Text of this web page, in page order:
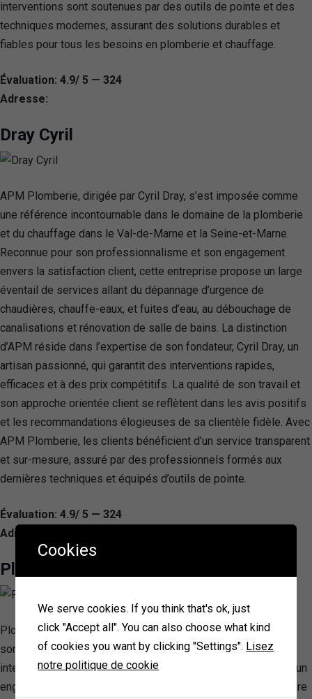
interventions sont soutenues par des outils de pointe et des
techniques modernes, assurant des solutions durables et
fiables pour tous les besoins en plomberie et chauffage.
Évaluation: 4.9/ 5 — 324
Adresse:
Dray Cyril
APM Plomberie, dirigée par Cyril Dray, s’est imposée comme
une référence incontournable dans le domaine de la plomberie
et du chauffage dans le Val-de-Marne et la Seine-et-Marne.
Reconnue pour son professionnalisme et son engagement
envers la satisfaction client, cette entreprise propose un large
éventail de services allant du dépannage d’urgence de
chaudières, chauffe-eaux, et fuites d’eau, au débouchage de
canalisations et rénovation de salle de bains. La distinction
d’APM réside dans l’expertise de son fondateur, Cyril Dray, un
artisan passionné, qui garantit des interventions rapides,
efficaces et à des prix compétitifs. La qualité de son travail et
son approche orientée client se reflètent dans les avis positifs
et les recommandations élogieuses de sa clientèle fidèle. Avec
APM Plomberie, les clients bénéficient d’un service transparent
et sur-mesure, assuré par des professionnels formés aux
dernières techniques et équipés d’outils de pointe.
Évaluation: 4.9/ 5 — 324
Adresse:
Plombier Paname
Plombier Paname se distingue dans le nord-est parisien par
son approche unique de la plomberie, en proposant des
interventions rapides et professionnelles à vélo cargo. Avec un
engagement envers l’éco-responsabilité, cette entreprise offre
Cookies
We serve cookies. If you think that's ok, just
click "Accept all". You can also choose what kind
of cookies you want by clicking "Settings". Lisez
notre politique de cookie